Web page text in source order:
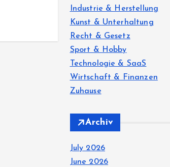
Industrie & Herstellung
Kunst & Unterhaltung
Recht & Gesetz
Sport & Hobby
Technologie & SaaS
Wirtschaft & Finanzen
Zuhause
Archiv
July 2026
June 2026